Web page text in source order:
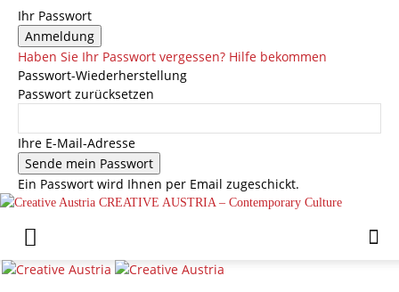
Ihr Passwort
Haben Sie Ihr Passwort vergessen? Hilfe bekommen
Passwort-Wiederherstellung
Passwort zurücksetzen
Ihre E-Mail-Adresse
Ein Passwort wird Ihnen per Email zugeschickt.
CREATIVE AUSTRIA – Contemporary Culture